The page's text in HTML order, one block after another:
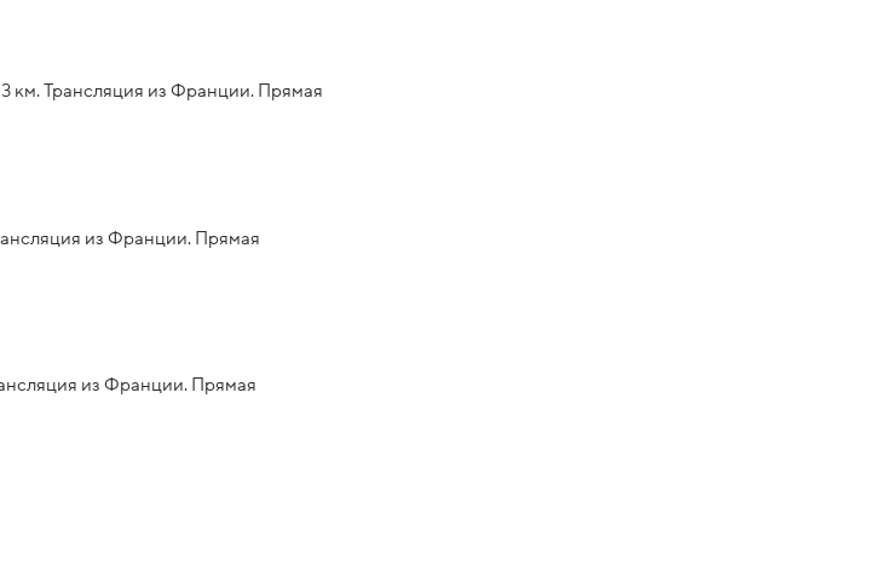
км. Трансляция из Франции. Прямая
из Франции. Прямая
из Франции. Прямая